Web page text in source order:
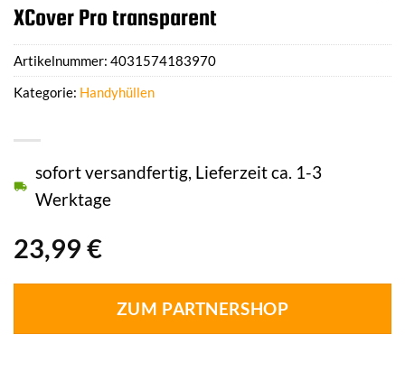
XCover Pro transparent
23,99 €
sofort versandfertig, Lieferzeit ca. 1-3
Werktage
ZUM PARTNERSHOP
Artikelnummer: 4031574183970
Kategorie: Handyhüllen